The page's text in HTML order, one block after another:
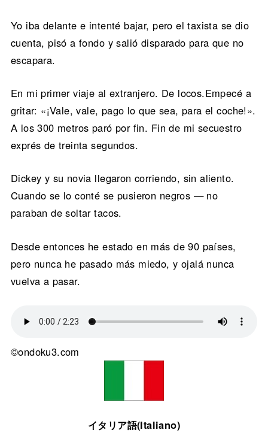
Yo iba delante e intenté bajar, pero el taxista se dio
cuenta, pisó a fondo y salió disparado para que no
escapara.
En mi primer viaje al extranjero. De locos.Empecé a
gritar: «¡Vale, vale, pago lo que sea, para el coche!».
A los 300 metros paró por fin. Fin de mi secuestro
exprés de treinta segundos.
Dickey y su novia llegaron corriendo, sin aliento.
Cuando se lo conté se pusieron negros — no
paraban de soltar tacos.
Desde entonces he estado en más de 90 países,
pero nunca he pasado más miedo, y ojalá nunca
vuelva a pasar.
©ondoku3.com
イタリア語(Italiano)